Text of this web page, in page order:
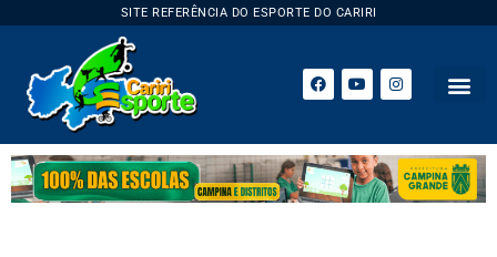
SITE REFERÊNCIA DO ESPORTE DO CARIRI